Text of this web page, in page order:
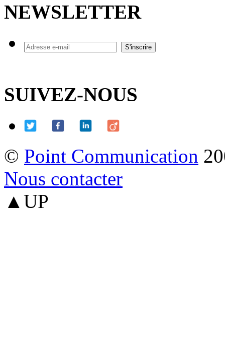
NEWSLETTER
SUIVEZ-NOUS
© Point Communication
Nous contacter
▲UP